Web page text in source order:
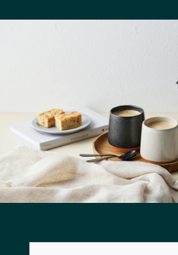
島根エ
山口エリア
徳島エリ
香川エリア
愛媛エ
高知エリア
福岡エ
佐賀エリア
長崎エ
熊本エリア
大分エ